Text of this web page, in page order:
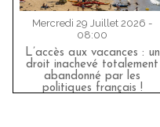
Mercredi 29 Juillet 2026 -
08:00
L’accès aux vacances : un
droit inachevé totalement
abandonné par les
politiques français !